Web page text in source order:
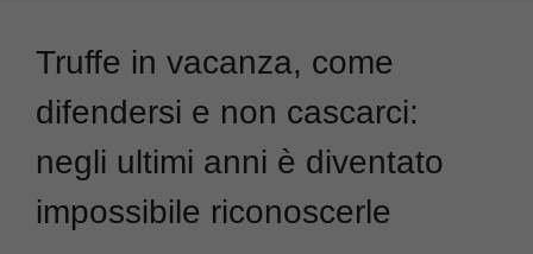
Truffe in vacanza, come
difendersi e non cascarci:
negli ultimi anni è diventato
impossibile riconoscerle